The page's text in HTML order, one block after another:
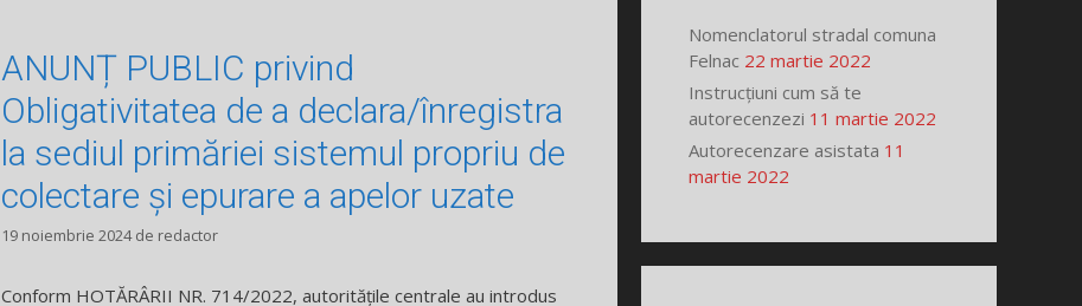
ANUNȚ PUBLIC privind
Obligativitatea de a declara/înregistra
la sediul primăriei sistemul propriu de
colectare și epurare a apelor uzate
19 noiembrie 2024 de redactor
Conform HOTĂRÂRII NR. 714/2022, autoritățile centrale au introdus
Nomenclatorul stradal comuna
Felnac 22 martie 2022
Instrucțiuni cum să te
autorecenzezi 11 martie 2022
Autorecenzare asistata 11
martie 2022